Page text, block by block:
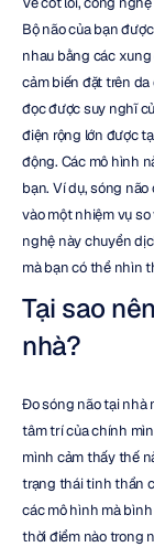
Bộ não của bạn
nhau bằng các
cảm biến đặt trên
đọc được suy nghĩ
điện rộng lớn được
động. Các mô hình
bạn. Ví dụ, sóng
vào một nhiệm vụ
nghệ này chuyển
mà bạn có thể nhìn
Tại sao
nhà?
Đo sóng não tại nhà
tâm trí của chính
mình cảm thấy thế
trạng thái tinh thần
các mô hình mà
thời điểm nào trong